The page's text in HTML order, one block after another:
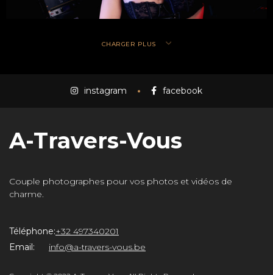
CHARGER PLUS
instagram facebook
A-Travers-Vous
Couple photographes pour vos photos et vidéos de
charme.
Téléphone:+32 497340201
Email:
info@a-travers-vous.be